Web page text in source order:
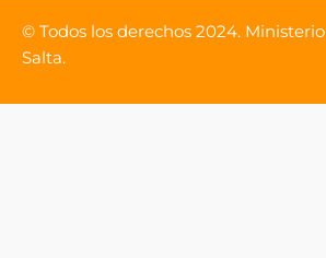
© Todos los derechos 2024.
Salta.